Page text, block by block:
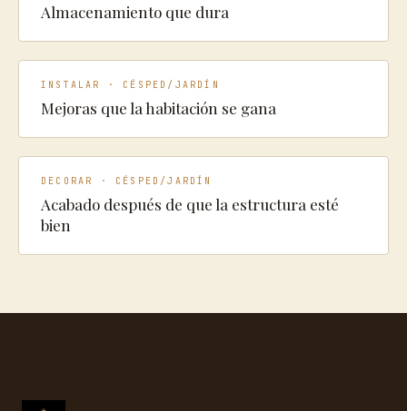
Almacenamiento que dura
INSTALAR · CÉSPED/JARDÍN
Mejoras que la habitación se gana
DECORAR · CÉSPED/JARDÍN
Acabado después de que la estructura esté
bien